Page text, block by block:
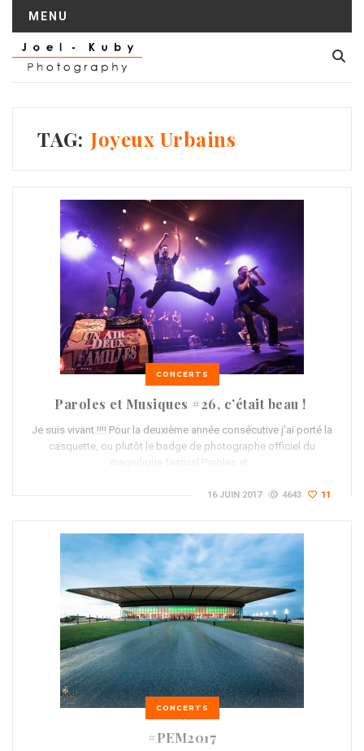
MENU
TAG: Joyeux Urbains
CONCERTS
Paroles et Musiques #26, c’était beau !
Je suis vivant !!!! Pour la deuxième année consécutive j’ai porté la
casquette, ou plutôt le badge de photographe officiel du
magnifique festival Paroles et…
16 JUIN 2017 4643 11
CONCERTS
#PEM2017